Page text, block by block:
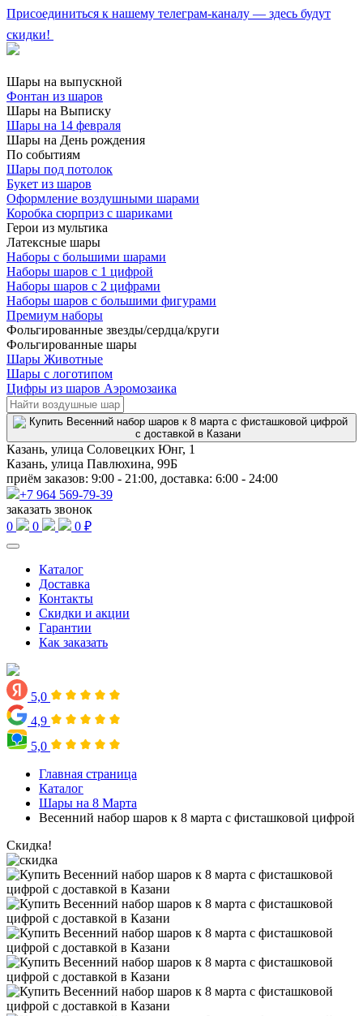
Присоединиться к нашему телеграм-каналу — здесь будут
скидки!
Шары на выпускной
Фонтан из шаров
Шары на Выписку
Шары на 14 февраля
Шары на День рождения
По событиям
Шары под потолок
Букет из шаров
Оформление воздушными шарами
Коробка сюрприз с шариками
Герои из мультика
Латексные шары
Наборы с большими шарами
Наборы шаров с 1 цифрой
Наборы шаров с 2 цифрами
Наборы шаров с большими фигурами
Премиум наборы
Фольгированные звезды/сердца/круги
Фольгированные шары
Шары Животные
Шары с логотипом
Цифры из шаров Аэромозаика
Казань, улица Соловецких Юнг, 1
Казань, улица Павлюхина, 99Б
приём заказов: 9:00 - 21:00, доставка: 6:00 - 24:00
+7 964 569-79-39
заказать звонок
0
0 0 ₽
Каталог
Доставка
Контакты
Скидки и акции
Гарантии
Как заказать
5,0
4,9
5,0
Главная страница
Каталог
Шары на 8 Марта
Весенний набор шаров к 8 марта с фисташковой цифрой
Скидка!